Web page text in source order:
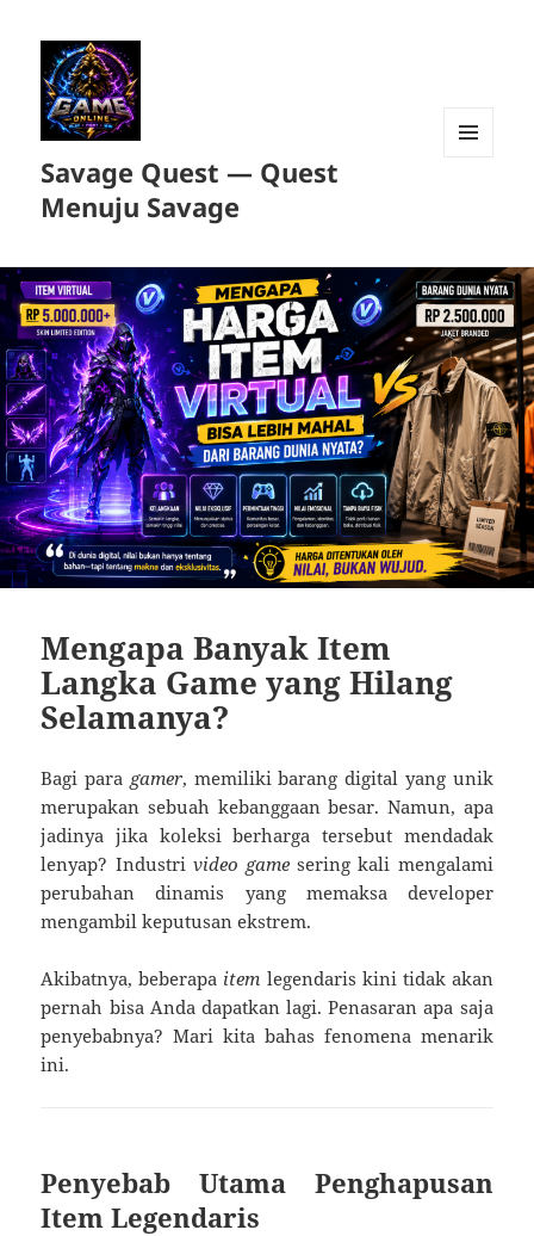
Savage Quest — Quest
Menuju Savage
Mengapa Banyak Item
Langka Game yang Hilang
Selamanya?
Bagi para gamer, memiliki barang digital yang unik
merupakan sebuah kebanggaan besar. Namun, apa
jadinya jika koleksi berharga tersebut mendadak
lenyap? Industri video game sering kali mengalami
perubahan dinamis yang memaksa developer
mengambil keputusan ekstrem.
Akibatnya, beberapa item legendaris kini tidak akan
pernah bisa Anda dapatkan lagi. Penasaran apa saja
penyebabnya? Mari kita bahas fenomena menarik
ini.
Penyebab Utama Penghapusan
Item Legendaris